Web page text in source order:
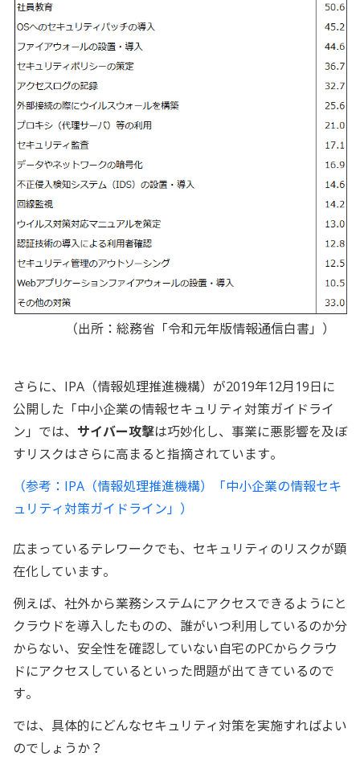
（出所：総務省「令和元年版情報通信白書」）
さらに、IPA（情報処理推進機構）が2019年12月19日に
公開した「中小企業の情報セキュリティ対策ガイドライ
ン」では、 サイバー攻撃は巧妙化し、事業に悪影響を及ぼ
すリスクはさらに高まると指摘されています。
（参考：IPA（情報処理推進機構）「中小企業の情報セキ
ュリティ対策ガイドライン」）
広まっているテレワークでも、セキュリティのリスクが顕
在化しています。
例えば、社外から業務システムにアクセスできるようにと
クラウドを導入したものの、誰がいつ利用しているのか分
からない、安全性を確認していない自宅のPCからクラウ
ドにアクセスしているといった問題が出てきているので
す。
では、具体的にどんなセキュリティ対策を実施すればよい
のでしょうか？